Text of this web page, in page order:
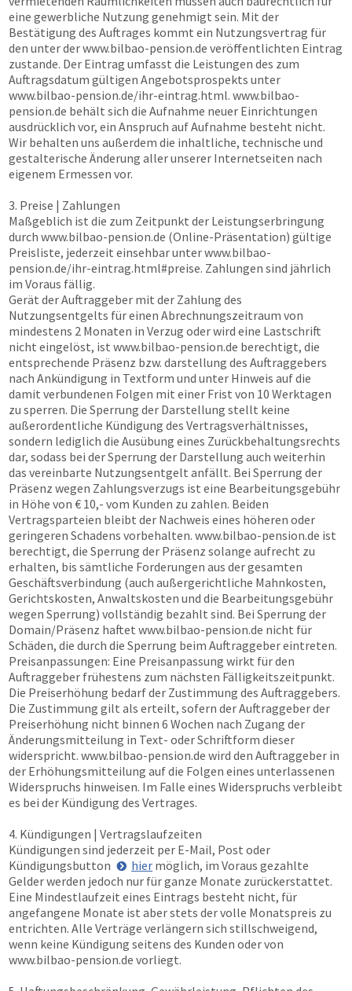
eine gewerbliche Nutzung genehmigt sein. Mit der
Bestätigung des Auftrages kommt ein Nutzungsvertrag für
den unter derwww.bilbao-pension.de veröffentlichten Eintrag
zustande. Der Eintrag umfasst die Leistungen des zum
Auftragsdatum gültigen Angebotsprospekts unter
www.bilbao-pension.de/ihr-eintrag.html. www.bilbao-
pension.de behält sich die Aufnahme neuer Einrichtungen
ausdrücklich vor, ein Anspruch auf Aufnahme besteht nicht.
Wir behalten uns außerdem die inhaltliche, technische und
gestalterische Änderung aller unserer Internetseiten nach
eigenem Ermessen vor.
3. Preise | Zahlungen
Maßgeblich ist die zum Zeitpunkt der Leistungserbringung
durch www.bilbao-pension.de (Online-Präsentation) gültige
Preisliste, jederzeit einsehbar unterwww.bilbao-
pension.de/ihr-eintrag.html#preise. Zahlungen sind jährlich
im Voraus fällig.
Gerät der Auftraggeber mit der Zahlung des
Nutzungsentgelts für einen Abrechnungszeitraum von
mindestens 2 Monaten in Verzug oder wird eine Lastschrift
nicht eingelöst, ist www.bilbao-pension.de berechtigt, die
entsprechende Präsenz bzw. darstellung des Auftraggebers
nach Ankündigung in Textform und unter Hinweis auf die
damit verbundenen Folgen mit einer Frist von 10 Werktagen
zu sperren. Die Sperrung der Darstellung stellt keine
außerordentliche Kündigung des Vertragsverhältnisses,
sondern lediglich die Ausübung eines Zurückbehaltungsrechts
dar, sodass bei der Sperrung der Darstellung auch weiterhin
das vereinbarte Nutzungsentgelt anfällt. Bei Sperrung der
Präsenz wegen Zahlungsverzugs ist eine Bearbeitungsgebühr
in Höhe von € 10,- vom Kunden zu zahlen. Beiden
Vertragsparteien bleibt der Nachweis eines höheren oder
geringeren Schadens vorbehalten. www.bilbao-pension.de ist
berechtigt, die Sperrung der Präsenz solange aufrecht zu
erhalten, bis sämtliche Forderungen aus der gesamten
Geschäftsverbindung (auch außergerichtliche Mahnkosten,
Gerichtskosten, Anwaltskosten und die Bearbeitungsgebühr
wegen Sperrung) vollständig bezahlt sind. Bei Sperrung der
Domain/Präsenz haftet www.bilbao-pension.de nicht für
Schäden, die durch die Sperrung beim Auftraggeber eintreten.
Preisanpassungen: Eine Preisanpassung wirkt für den
Auftraggeber frühestens zum nächsten Fälligkeitszeitpunkt.
Die Preiserhöhung bedarf der Zustimmung des Auftraggebers.
Die Zustimmung gilt als erteilt, sofern der Auftraggeber der
Preiserhöhung nicht binnen 6 Wochen nach Zugang der
Änderungsmitteilung in Text- oder Schriftform dieser
widerspricht. www.bilbao-pension.de wird den Auftraggeber in
der Erhöhungsmitteilung auf die Folgen eines unterlassenen
Widerspruchs hinweisen. Im Falle eines Widerspruchs verbleibt
es bei der Kündigung des Vertrages.
4. Kündigungen | Vertragslaufzeiten
Kündigungen sind jederzeit per E-Mail, Post oder
Kündigungsbutton
hier möglich, im Voraus gezahlte
Gelder werden jedoch nur für ganze Monate zurückerstattet.
Eine Mindestlaufzeit eines Eintrags besteht nicht, für
angefangene Monate ist aber stets der volle Monatspreis zu
entrichten. Alle Verträge verlängern sich stillschweigend,
wenn keine Kündigung seitens des Kunden oder von
www.bilbao-pension.de vorliegt.